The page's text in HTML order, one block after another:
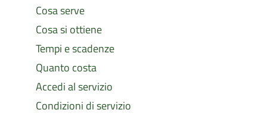
Cosa serve
Cosa si ottiene
Tempi e scadenze
Quanto costa
Accedi al servizio
Condizioni di servizio